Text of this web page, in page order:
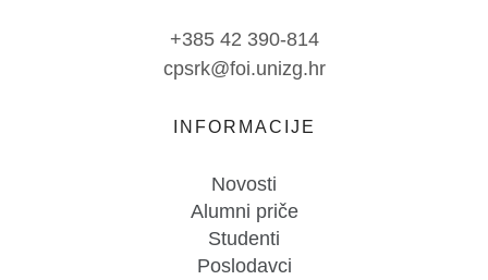
+385 42 390-814
cpsrk@foi.unizg.hr
INFORMACIJE
Novosti
Alumni priče
Studenti
Poslodavci